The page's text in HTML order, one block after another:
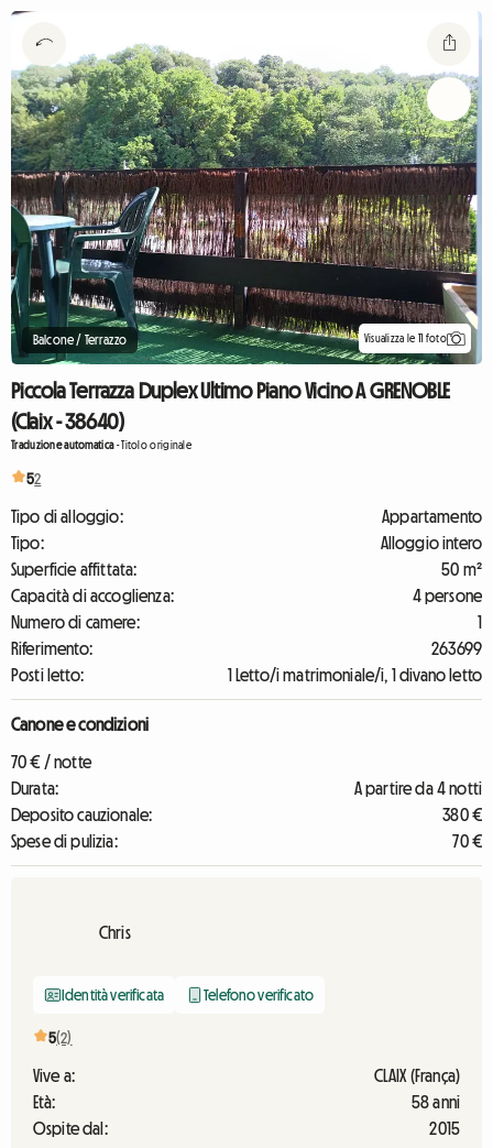
Balcone / Terrazzo Visualizza le 11 foto
Piccola Terrazza Duplex Ultimo Piano Vicino A GRENOBLE
(Claix - 38640)
Traduzione automatica-Titolo originale
52
Tipo di alloggio:
Appartamento
Tipo:
Alloggio intero
Superficie affittata:
50 m²
Capacità di accoglienza:
4 persone
Numero di camere:
1
Riferimento:
263699
Posti letto:
1 Letto/i matrimoniale/i, 1 divano letto
Canone e condizioni
70 € / notte
Durata:
A partire da 4 notti
Deposito cauzionale:
380 €
Spese di pulizia:
70 €
Chris
Identità verificata Telefono verificato
5(2)
Vive a:
CLAIX (França)
Età:
58 anni
Ospite dal:
2015